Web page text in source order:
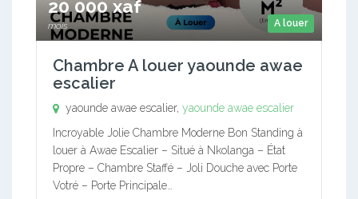
A louer
20 000 xaf
mois
Chambre A louer yaounde awae
escalier
yaounde awae escalier, yaounde awae escalier
Incroyable Jolie Chambre Moderne Bon Standing à
louer à Awae Escalier – Situé à Nkolanga – État
Propre – Chambre Staffé – Joli Douche avec Porte
Votré – Porte Principale…